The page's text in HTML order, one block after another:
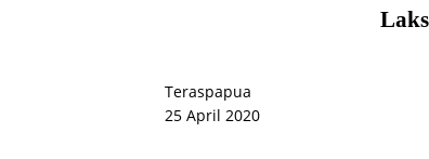
Teraspapua
25 April 2020